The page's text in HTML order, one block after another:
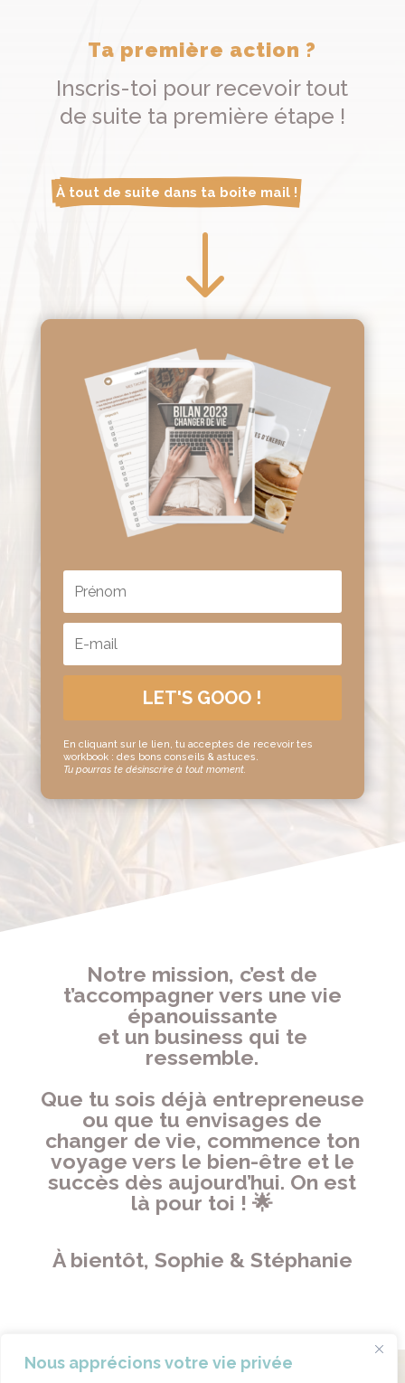
Nous apprécions votre vie privée
Ta première action ?
Inscris-toi pour recevoir tout
de suite ta première étape !
À tout de suite dans ta boite mail !
"
LET'S GOOO !
En cliquant sur le lien, tu acceptes de recevoir tes
workbook : des bons conseils & astuces.
Tu pourras te désinscrire à tout moment.
Notre mission, c’est de
t’accompagner vers une vie
épanouissante
et un business qui te
ressemble.
Que tu sois déjà entrepreneuse
ou que tu envisages de
changer de vie, commence ton
voyage vers le bien-être et le
succès dès aujourd’hui. On est
là pour toi ! 🌟
À bientôt, Sophie & Stéphanie